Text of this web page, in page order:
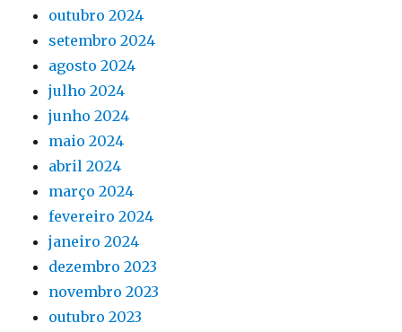
outubro 2024
setembro 2024
agosto 2024
julho 2024
junho 2024
maio 2024
abril 2024
março 2024
fevereiro 2024
janeiro 2024
dezembro 2023
novembro 2023
outubro 2023